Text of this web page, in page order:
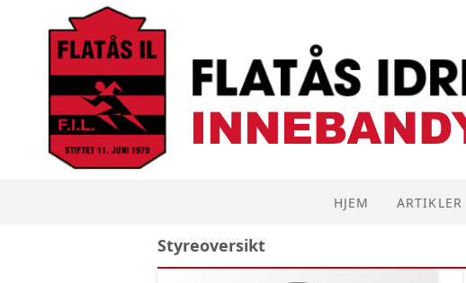
HJEM ARTIKLER
Styreoversikt